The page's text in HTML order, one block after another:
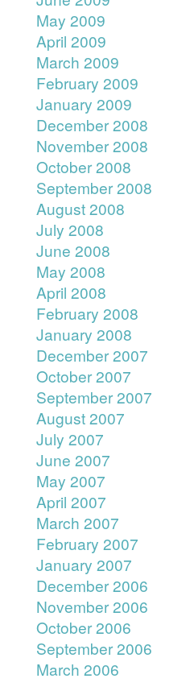
May 2009
April 2009
March 2009
February 2009
January 2009
December 2008
November 2008
October 2008
September 2008
August 2008
July 2008
June 2008
May 2008
April 2008
February 2008
January 2008
December 2007
October 2007
September 2007
August 2007
July 2007
June 2007
May 2007
April 2007
March 2007
February 2007
January 2007
December 2006
November 2006
October 2006
September 2006
March 2006